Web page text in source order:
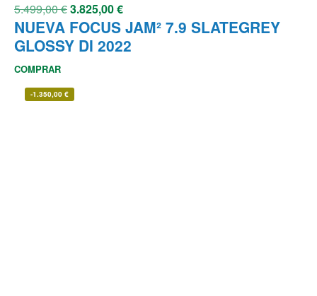
5.499,00€3.825,00€
NUEVA FOCUS JAM² 7.9 SLATEGREY
GLOSSY DI 2022
COMPRAR
-1.350,00 €